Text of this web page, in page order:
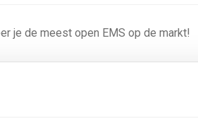
je de meest open EMS op de markt!